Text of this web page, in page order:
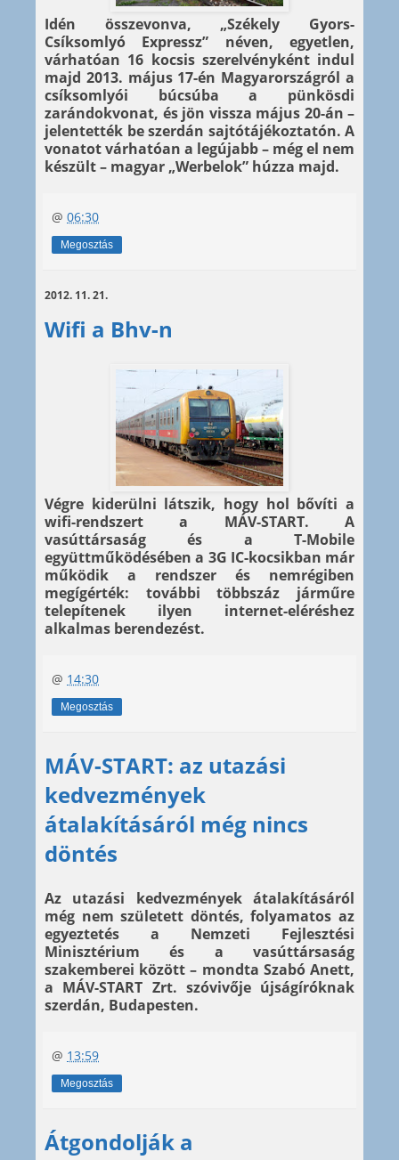
Idén összevonva, „Székely Gyors-
Csíksomlyó Expressz” néven, egyetlen,
várhatóan 16 kocsis szerelvényként indul
majd 2013. május 17-én Magyarországról a
csíksomlyói búcsúba a pünkösdi
zarándokvonat, és jön vissza május 20-án –
jelentették be szerdán sajtótájékoztatón. A
vonatot várhatóan a legújabb – még el nem
készült – magyar „Werbelok” húzza majd.
@ 06:30
Megosztás
2012. 11. 21.
Wifi a Bhv-n
Végre kiderülni látszik, hogy hol bővíti a
wifi-rendszert a MÁV-START. A
vasúttársaság és a T-Mobile
együttműködésében a 3G IC-kocsikban már
működik a rendszer és nemrégiben
megígérték: további többszáz járműre
telepítenek ilyen internet-eléréshez
alkalmas berendezést.
@ 14:30
Megosztás
MÁV-START: az utazási
kedvezmények
átalakításáról még nincs
döntés
Az utazási kedvezmények átalakításáról
még nem született döntés, folyamatos az
egyeztetés a Nemzeti Fejlesztési
Minisztérium és a vasúttársaság
szakemberei között – mondta Szabó Anett,
a MÁV-START Zrt. szóvivője újságíróknak
szerdán, Budapesten.
@ 13:59
Megosztás
Átgondolják a